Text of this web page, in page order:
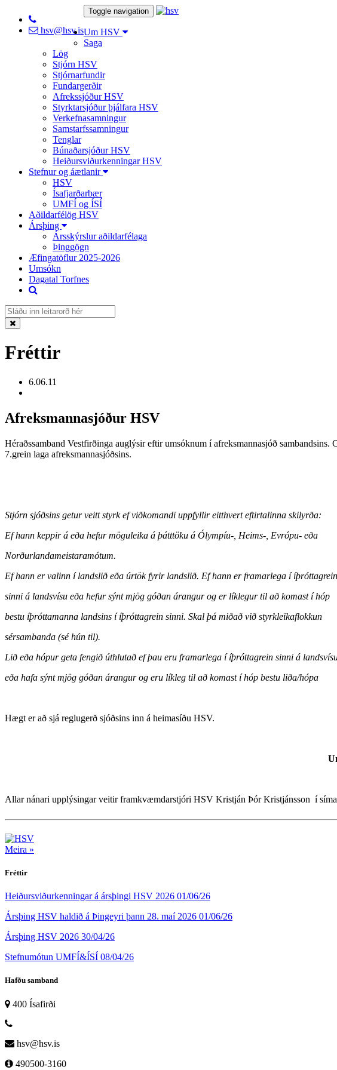
hsv@hsv.is
Toggle navigation
Um HSV
Saga
Lög
Stjórn HSV
Stjórnarfundir
Fundargerðir
Afrekssjóður HSV
Styrktarsjóður þjálfara HSV
Verkefnasamningur
Samstarfssamningur
Tenglar
Búnaðarsjóður HSV
Heiðursviðurkenningar HSV
Stefnur og áætlanir
HSV
Ísafjarðarbær
UMFÍ og ÍSÍ
Aðildarfélög HSV
Ársþing
Ársskýrslur aðildarfélaga
Þinggögn
Æfingatöflur 2025-2026
Umsókn
Dagatal Torfnes
Fréttir
6.06.11
Afreksmannasjóður HSV
Héraðssamband Vestfirðinga auglýsir eftir umsóknum í afreksmannasjóð
7.grein laga afreksmannasjóðsins.
Stjórn sjóðsins getur veitt styrk ef viðkomandi uppfyllir eitthvert eftirtalinna skilyrða:
Ef hann keppir á eða hefur möguleika á þátttöku á Ólympíu-, Heims-, Evrópu- eða
Norðurlandameistaramótum.
Ef hann er valinn í landslið eða úrtök fyrir landslið. Ef hann er framarlega í íþróttagrein
sinni á landsvísu eða hefur sýnt mjög góðan árangur og er líklegur til að komast í hóp
bestu íþróttamanna landsins í íþróttagrein sinni. Skal þá miðað við styrkleikaflokkun
sérsambanda (sé hún til).
Lið eða hópur geta fengið úthlutað ef þau eru framarlega í íþróttagrein sinni á
eða hafa sýnt mjög góðan árangur og eru líkleg til að komast í hóp bestu liða/hópa
Hægt er að sjá reglugerð sjóðsins inn á heimasíðu HSV.
Allar nánari upplýsingar veitir framkvæmdarstjóri HSV Kristján Þór Kristjánsson í
Meira »
Fréttir
Heiðursviðurkenningar á ársþingi HSV 2026 01/06/26
Ársþing HSV haldið á Þingeyri þann 28. maí 2026 01/06/26
Ársþing HSV 2026 30/04/26
Stefnumótun UMFÍ&ÍSÍ 08/04/26
Hafðu samband
400 Ísafirði
hsv@hsv.is
490500-3160